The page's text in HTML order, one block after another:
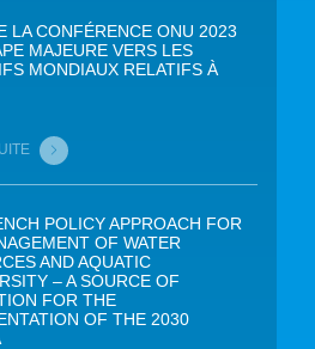
LA CONFÉRENCE ONU 2023
MAJEURE VERS LES
MONDIAUX RELATIFS À
POLICY APPROACH FOR
OF WATER
AND AQUATIC
– A SOURCE OF
FOR THE
OF THE 2030